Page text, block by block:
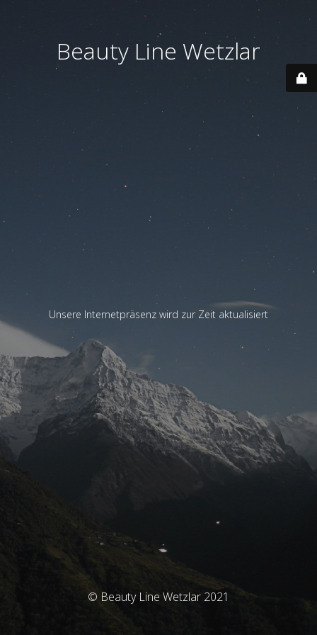
Beauty Line Wetzlar
Unsere Internetpräsenz wird zur Zeit aktualisiert
© Beauty Line Wetzlar 2021